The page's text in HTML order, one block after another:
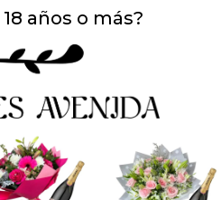
años o más?